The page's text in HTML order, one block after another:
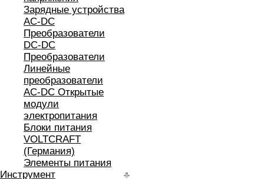
Зарядные устройства
AC-DC
Преобразователи
DC-DC
Преобразователи
Линейные
преобразователи
AC-DC Открытые
модули
электропитания
Блоки питания
VOLTCRAFT
(Германия)
Элементы питания
Инструмент